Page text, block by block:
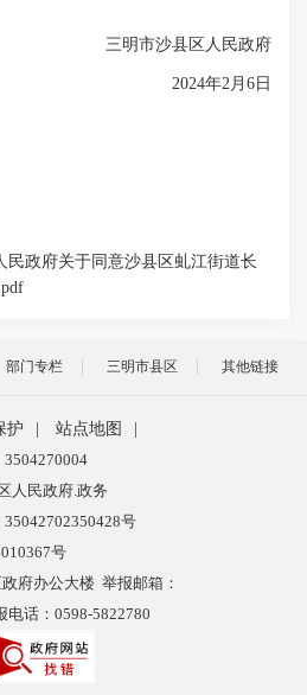
三明市沙县区人民政府
2024年2月6日
民政府关于同意沙县区虬江街道长
部门专栏 三明市县区 其他链接
护 站点地图
3504270004
人民政府.政务
35042702350428号
号
府办公大楼 举报邮箱：
电话：0598-5822780